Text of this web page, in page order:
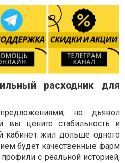
расходник для
но дьявол
вы цените стабильность и
кабинет жил дольше одного
будет качественные фарм
с реальной историей,